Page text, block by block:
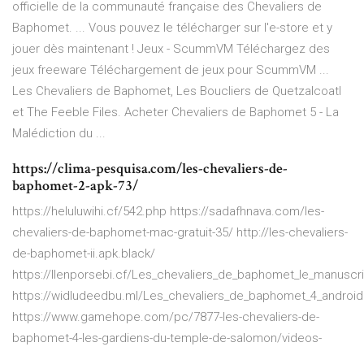
officielle de la communauté française des Chevaliers de
Baphomet. ... Vous pouvez le télécharger sur l'e-store et y
jouer dès maintenant ! Jeux - ScummVM Téléchargez des
jeux freeware Téléchargement de jeux pour ScummVM ...
Les Chevaliers de Baphomet, Les Boucliers de Quetzalcoatl
et The Feeble Files. Acheter Chevaliers de Baphomet 5 - La
Malédiction du ...
https://clima-pesquisa.com/les-chevaliers-de-
baphomet-2-apk-73/
https://heluluwihi.cf/542.php https://sadafhnava.com/les-
chevaliers-de-baphomet-mac-gratuit-35/ http://les-chevaliers-
de-baphomet-ii.apk.black/
https://llenporsebi.cf/
https://widludeedbu.ml/
https://www.gamehope.com/pc/7877-les-chevaliers-de-
baphomet-4-les-gardiens-du-temple-de-salomon/videos-